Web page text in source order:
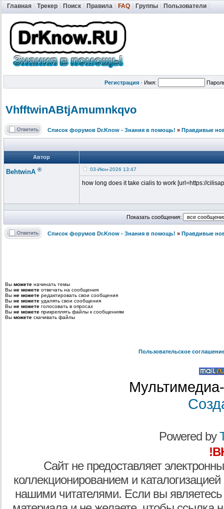
Главная Трекер Поиск Правила FAQ Группы Пользователи
Регистрация · Имя:
VhfftwinABtjAmumnkqvo
Список форумов Dr.Know - Знания в помощь! » Правдивые
Автор
BehtwinA ® 03-Июн-2026 13:47
how long does it take cialis to work [url=https://
Показать сообщения:
Список форумов Dr.Know - Знания в помощь! » Правдивые
Вы можете начинать темы
Вы не можете отвечать на сообщения
Вы не можете редактировать свои сообщения
Вы не можете удалять свои сообщения
Вы не можете голосовать в опросах
Вы не можете прикреплять файлы к сообщениям
Вы можете скачивать файлы
Пользовательское
Powered by
Сайт не предоставляет
коллекционированием и
нашими читателями. Если вы являетесь